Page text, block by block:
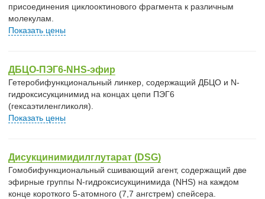
присоединения циклооктинового фрагмента к различным
молекулам.
Показать цены
ДБЦО-ПЭГ6-NHS-эфир
Гетеробифункциональный линкер, содержащий ДБЦО и N-
гидроксисукцинимид на концах цепи ПЭГ6
(гексаэтиленгликоля).
Показать цены
Дисукцинимидилглутарат (DSG)
Гомобифункциональный сшивающий агент, содержащий две
эфирные группы N-гидроксисукцинимида (NHS) на каждом
конце короткого 5-атомного (7,7 ангстрем) спейсера.